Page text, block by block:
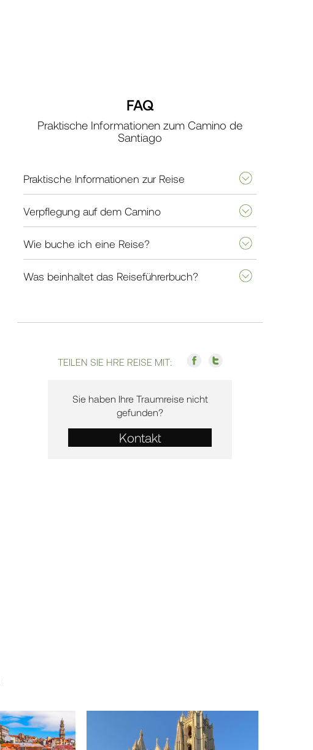
FAQ
Praktische Informationen zum Camino de
Santiago
Praktische Informationen zur Reise
Verpflegung auf dem Camino
Wie buche ich eine Reise?
Was beinhaltet das Reiseführerbuch?
TEILEN SIE HRE REISE MIT:
Sie haben Ihre Traumreise nicht
gefunden?
Kontakt